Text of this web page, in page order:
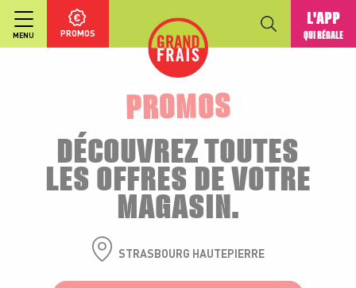
MENU PROMOS
L'APP
QUI RÉGALE
PROMOS
DÉCOUVREZ TOUTES
LES OFFRES DE VOTRE
MAGASIN.
STRASBOURG HAUTEPIERRE